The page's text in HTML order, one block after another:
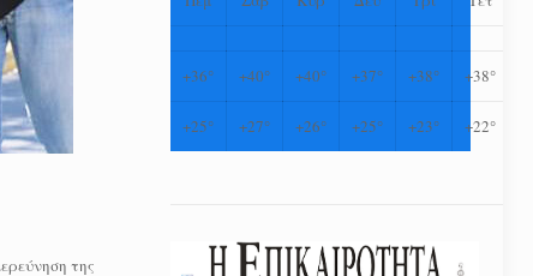
της
+36° +40° +40° +37° +38° +38°
+25° +27° +26° +25° +23° +22°